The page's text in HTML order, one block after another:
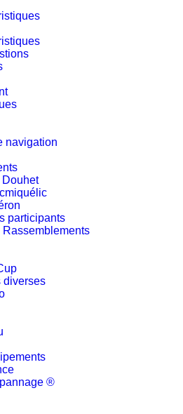
navigation
Douhet
participants
Rassemblements
diverses
®